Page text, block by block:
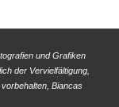
und Grafiken
der Vervielfältigung,
Biancas